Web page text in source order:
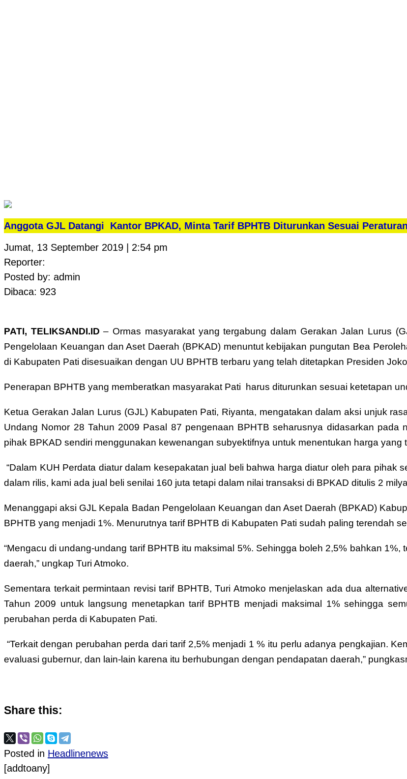
Anggota GJL Datangi Kantor BPKAD, Minta Tarif BPHTB Diturunkan Sesuai
Jumat, 13 September 2019 | 2:54 pm
Reporter:
Posted by: admin
Dibaca: 923
PATI, TELIKSANDI.ID – Ormas masyarakat yang tergabung dalam Gerakan Jalan Lurus
Pengelolaan Keuangan dan Aset Daerah (BPKAD) menuntut kebijakan pungutan Bea
di Kabupaten Pati disesuaikan dengan UU BPHTB terbaru yang telah ditetapkan Presiden
Penerapan BPHTB yang memberatkan masyarakat Pati harus diturunkan sesuai ketetapan
Ketua Gerakan Jalan Lurus (GJL) Kabupaten Pati, Riyanta, mengatakan dalam aksi unjuk
Undang Nomor 28 Tahun 2009 Pasal 87 pengenaan BPHTB seharusnya didasarkan pada
pihak BPKAD sendiri menggunakan kewenangan subyektifnya untuk menentukan harga yang
“Dalam KUH Perdata diatur dalam kesepakatan jual beli bahwa harga diatur oleh para pihak
dalam rilis, kami ada jual beli senilai 160 juta tetapi dalam nilai transaksi di BPKAD ditulis 2
Menanggapi aksi GJL Kepala Badan Pengelolaan Keuangan dan Aset Daerah (BPKAD)
BPHTB yang menjadi 1%. Menurutnya tarif BPHTB di Kabupaten Pati sudah paling terendah
“Mengacu di undang-undang tarif BPHTB itu maksimal 5%. Sehingga boleh 2,5% bahkan
daerah,” ungkap Turi Atmoko.
Sementara terkait permintaan revisi tarif BPHTB, Turi Atmoko menjelaskan ada dua
Tahun 2009 untuk langsung menetapkan tarif BPHTB menjadi maksimal 1% sehingga
perubahan perda di Kabupaten Pati.
“Terkait dengan perubahan perda dari tarif 2,5% menjadi 1 % itu perlu adanya pengkajian.
evaluasi gubernur, dan lain-lain karena itu berhubungan dengan pendapatan daerah,”
Share this:
Posted in Headlinenews
[addtoany]